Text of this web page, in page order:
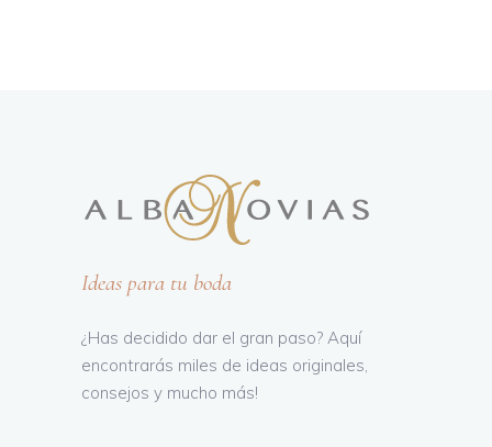
Ideas para tu boda
¿Has decidido dar el gran paso? Aquí
encontrarás miles de ideas originales,
consejos y mucho más!